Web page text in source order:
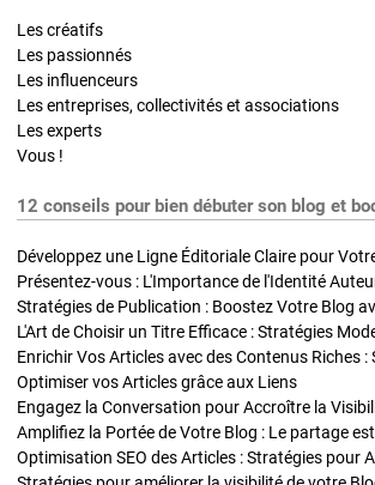
Les créatifs
Les passionnés
Les influenceurs
Les entreprises, collectivités et associations
Les experts
Vous !
12 conseils pour bien débuter son blog et
Développez une Ligne Éditoriale Claire pour
Présentez-vous : L'Importance de l'Identité
L'Art de Choisir un Titre Efficace : Stratégies
Optimiser vos Articles grâce aux Liens
Engagez la Conversation pour Accroître la
Amplifiez la Portée de Votre Blog : Le partage